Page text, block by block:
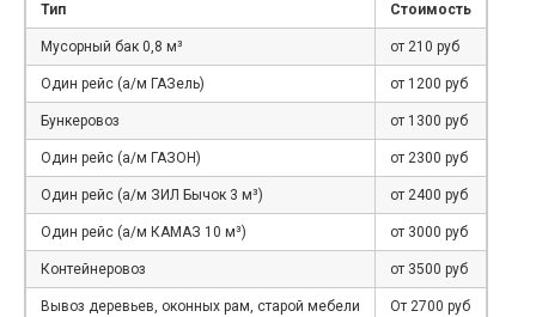
Тип Стоимость
Мусорный бак 0,8 м³ от 210 руб
Один рейс (а/м ГАЗель) от 1200 руб
Бункеровоз от 1300 руб
Один рейс (а/м ГАЗОН) от 2300 руб
Один рейс (а/м ЗИЛ Бычок 3 м³) от 2400 руб
Один рейс (а/м КАМАЗ 10 м³) от 3000 руб
Контейнеровоз от 3500 руб
Вывоз деревьев, оконных рам, старой мебели От 2700 руб